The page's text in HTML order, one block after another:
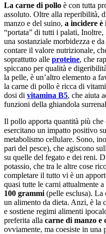
La carne di pollo è con tutta
assoluto. Oltre alla reperibilità,
manzo e del suino, a incidere è
“portata” di tutti i palati, Inoltre,
una sostanziale morbidezza e
contare il valore nutrizionale,
soprattutto alle proteine, che
spiccano per qualità e
la pelle, è un’altro elemento a
la carne di pollo è ricca di
dosi di vitamina B5, che aiuta
funzioni della ghiandola
Il pollo apporta quantità più
esercitano un impatto positivo
metabolismo cellulare. Sono,
pari del pesce), che agiscono
su quelle del fegato e dei reni.
potassio, che tra le altre cose
completare il tutto vi è un
quasi tutte le carni attualmente
100 grammi (pelle esclusa).
un alimento da dieta. Anzi, è la
e sostiene regimi alimenti
preferita alla carne di manzo e
ovviamente, ma coesiste in una